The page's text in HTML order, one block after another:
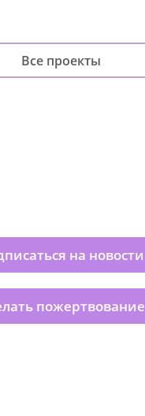
Все проекты
на новости
пожертвование